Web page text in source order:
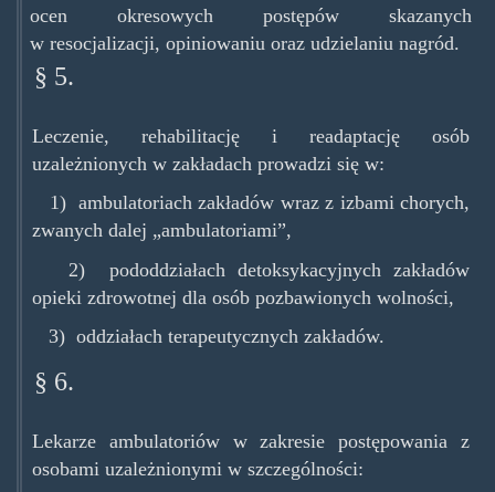
ocen okresowych postępów skazanych
w resocjalizacji, opiniowaniu oraz udzielaniu nagród.
§ 5.
Leczenie, rehabilitację i readaptację osób
uzależnionych w zakładach prowadzi się w:
1) ambulatoriach zakładów wraz z izbami chorych,
zwanych dalej „ambulatoriami”,
2) pododdziałach detoksykacyjnych zakładów
opieki zdrowotnej dla osób pozbawionych wolności,
3) oddziałach terapeutycznych zakładów.
§ 6.
Lekarze ambulatoriów w zakresie postępowania z
osobami uzależnionymi w szczególności: